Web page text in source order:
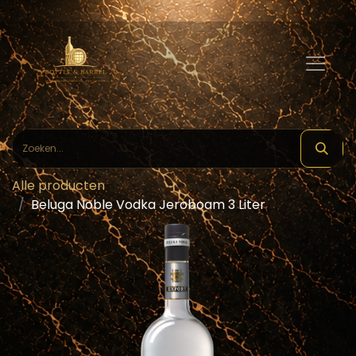
Alle producten
Beluga Noble Vodka Jeroboam 3 Liter